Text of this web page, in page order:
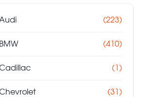
(223)
BMW (410)
(1)
(31)